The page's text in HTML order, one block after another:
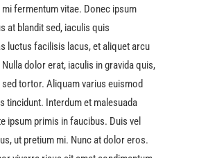
fermentum vitae. Donec ipsum
at blandit sed, iaculis quis
luctus facilisis lacus, et aliquet arcu
dolor erat, iaculis in gravida quis,
tortor. Aliquam varius euismod
tincidunt. Interdum et malesuada
ipsum primis in faucibus. Duis vel
ut pretium mi. Nunc at dolor eros.